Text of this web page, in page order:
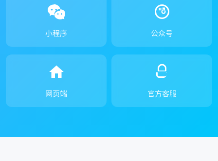
小程序 公众号
网页端 官方客服